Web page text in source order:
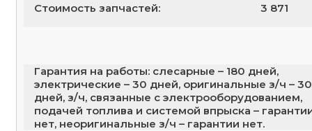
Стоимость запчастей: 3 871
Гарантия на работы: слесарные – 180 дней,
электрические – 30 дней, оригинальные з/ч – 30
дней, з/ч, связанные с электрооборудованием,
подачей топлива и системой впрыска –
нет, неоригинальные з/ч – гарантии нет.